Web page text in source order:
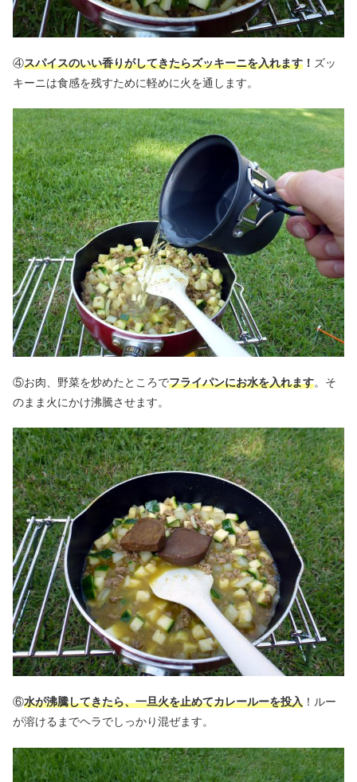
④スパイスのいい香りがしてきたらズッキーニを入れます ！ ズッ
キーニは食感を残すために軽めに火を通します。
⑤お肉、野菜を炒めたところでフライパンにお水を入れます。そ
のまま火にかけ沸騰させます。
⑥水が沸騰してきたら、一旦火を止めてカレールーを投入 ！ルー
が溶けるまでヘラでしっかり混ぜます。